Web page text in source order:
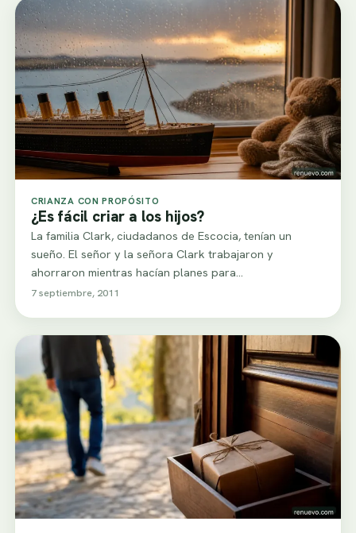
CRIANZA CON PROPÓSITO
¿Es fácil criar a los hijos?
La familia Clark, ciudadanos de Escocia, tenían un
sueño. El señor y la señora Clark trabajaron y
ahorraron mientras hacían planes para…
7 septiembre, 2011